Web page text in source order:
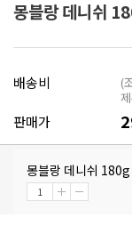
몽블랑 데니쉬
배송비
(
판매가
몽블랑 데니쉬